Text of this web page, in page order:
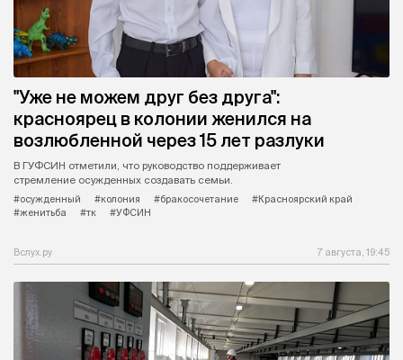
"Уже не можем друг без друга":
красноярец в колонии женился на
возлюбленной через 15 лет разлуки
В ГУФСИН отметили, что руководство поддерживает
стремление осужденных создавать семьи.
#осужденный
#колония #бракосочетание
#Красноярский край
#женитьба
#тк #УФСИН
Вслух.ру 7 августа, 19:45